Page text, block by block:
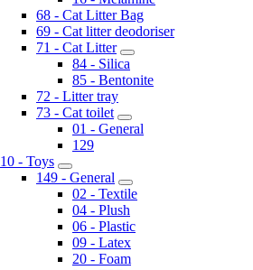
68 - Cat Litter Bag
69 - Cat litter deodoriser
71 - Cat Litter
84 - Silica
85 - Bentonite
72 - Litter tray
73 - Cat toilet
01 - General
129
10 - Toys
149 - General
02 - Textile
04 - Plush
06 - Plastic
09 - Latex
20 - Foam